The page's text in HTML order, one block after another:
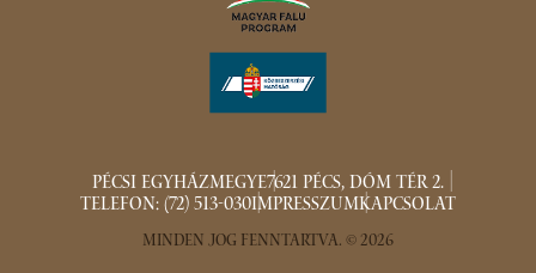
PÉCSI EGYHÁZMEGYE7621 PÉCS, DÓM TÉR 2.
TELEFON: (72) 513-030IMPRESSZUMKAPCSOLAT
MINDEN JOG FENNTARTVA. © 2026